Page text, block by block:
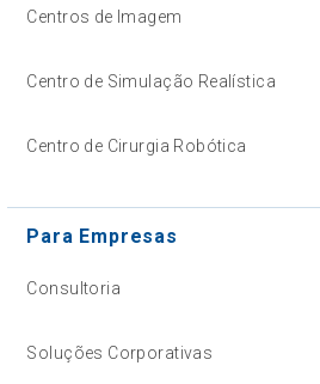
Centros de Imagem
Centro de Simulação Realística
Centro de Cirurgia Robótica
Para Empresas
Consultoria
Soluções Corporativas